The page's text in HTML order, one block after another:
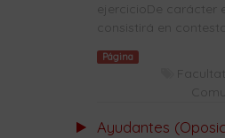
ejercicioDe carácter
consistirá en
Página
Ayudantes